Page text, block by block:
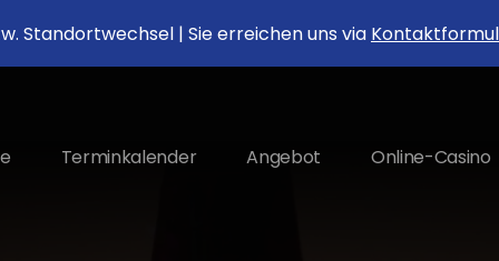
Terminkalender Angebot Online-Casino
Standortwechsel | Sie erreichen uns via